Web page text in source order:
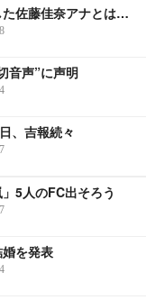
佐藤佳奈アナとは…
音声”に声明
、吉報続々
」5人のFC出そろう
を発表